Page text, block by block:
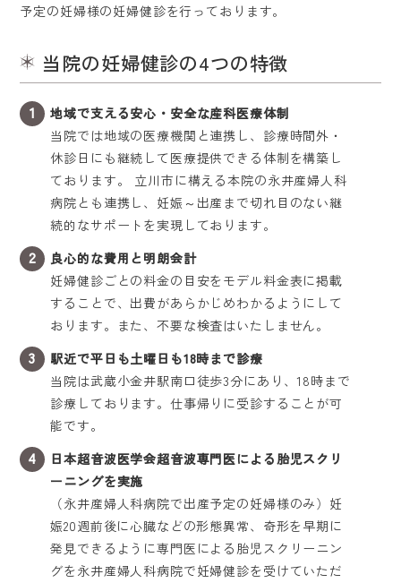
予定の妊婦様の妊婦健診を行っております。
当院の妊婦健診の4つの特徴
地域で支える安心・安全な産科医療体制
当院では地域の医療機関と連携し、診療時間外・
休診日にも継続して医療提供できる体制を構築し
ております。 立川市に構える本院の永井産婦人科
病院とも連携し、妊娠～出産まで切れ目のない継
続的なサポートを実現しております。
良心的な費用と明朗会計
妊婦健診ごとの料金の目安をモデル料金表に掲載
することで、出費があらかじめわかるようにして
おります。また、不要な検査はいたしません。
駅近で平日も土曜日も18時まで診療
当院は武蔵小金井駅南口徒歩3分にあり、18時まで
診療しております。仕事帰りに受診することが可
能です。
日本超音波医学会超音波専門医による胎児スクリ
ーニングを実施
（永井産婦人科病院で出産予定の妊婦様のみ）妊
娠20週前後に心臓などの形態異常、奇形を早期に
発見できるように専門医による胎児スクリーニン
グを永井産婦人科病院で妊婦健診を受けていただ
ホーム
医院紹介